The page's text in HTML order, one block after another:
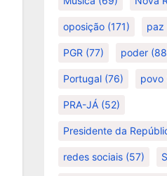
oposição (171) paz
PGR (77) poder
Portugal (76) povo
PRA-JÁ (52)
Presidente da
redes sociais (57)